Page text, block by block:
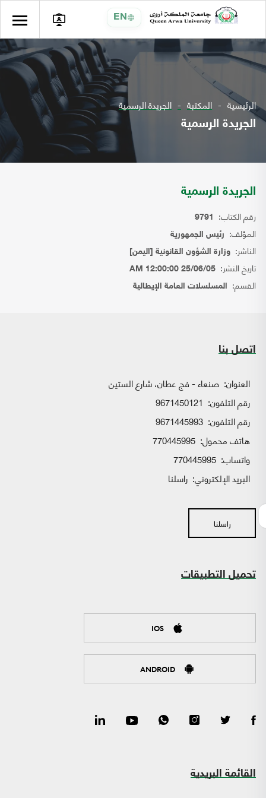
EN
الرئيسية المكتبة الجريدة الرسمية
الجريدة الرسمية
الجريدة الرسمية
رقم الكتاب: 9791
المؤلف: رئيس الجمهورية
الناشر: وزارة الشؤون القانونية [اليمن]
تاريخ النشر: 25/06/05 12:00:00 AM
القسم: المسلسلات العامة الإيطالية
اتصل بنا
العنوان: صنعاء - فج عطان، شارع الستين
رقم التلفون: 9671450121
رقم التلفون: 9671445993
هاتف محمول: 770445995
واتساب:
البريد الإلكتروني: راسلنا
راسلنا
تحميل التطبيقات
IOS
ANDROID
القائمة البريدية